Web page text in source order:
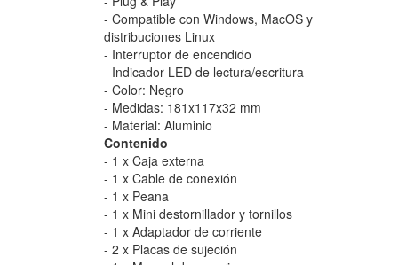
- Compatible con Windows, MacOS y
distribuciones Linux
- Interruptor de encendido
- Indicador LED de lectura/escritura
- Color: Negro
- Medidas: 181x117x32 mm
- Material: Aluminio
Contenido
- 1 x Caja externa
- 1 x Cable de conexión
- 1 x Peana
- 1 x Mini destornillador y tornillos
- 1 x Adaptador de corriente
- 2 x Placas de sujeción